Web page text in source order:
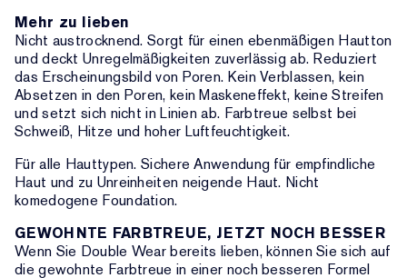
Mehr zu lieben
Nicht austrocknend. Sorgt für einen ebenmäßigen Hautton
und deckt Unregelmäßigkeiten zuverlässig ab. Reduziert
das Erscheinungsbild von Poren. Kein Verblassen, kein
Absetzen in den Poren, kein Maskeneffekt, keine Streifen
und setzt sich nicht in Linien ab. Farbtreue selbst bei
Schweiß, Hitze und hoher Luftfeuchtigkeit.
Für alle Hauttypen. Sichere Anwendung für empfindliche
Haut und zu Unreinheiten neigende Haut. Nicht
komedogene Foundation.
GEWOHNTE FARBTREUE, JETZT NOCH BESSER
Wenn Sie Double Wear bereits lieben, können Sie sich auf
die gewohnte Farbtreue in einer noch besseren Formel